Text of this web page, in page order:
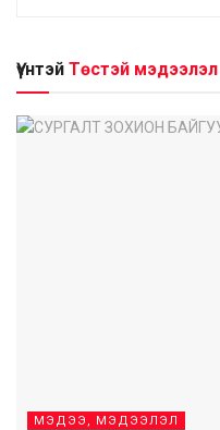
Үүнтэй Төстэй мэдээлэл
МЭДЭЭ, МЭДЭЭЛЭЛ